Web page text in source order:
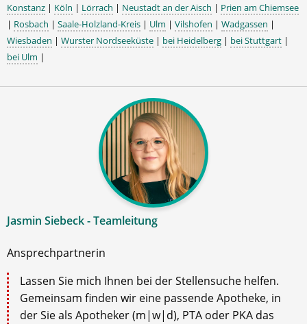
Konstanz | Köln | Lörrach | Neustadt an der Aisch | Prien am Chiemsee
| Rosbach | Saale-Holzland-Kreis | Ulm | Vilshofen | Wadgassen |
Wiesbaden | Wurster Nordseeküste | bei Heidelberg | bei Stuttgart |
bei Ulm |
Jasmin Siebeck - Teamleitung
Ansprechpartnerin
Lassen Sie mich Ihnen bei der Stellensuche helfen.
Gemeinsam finden wir eine passende Apotheke, in
der Sie als Apotheker (m|w|d), PTA oder PKA das